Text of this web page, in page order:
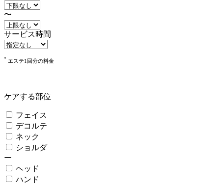
〜
サービス時間
* エステ1回分の料金
ケアする部位
フェイス
デコルテ
ネック
ショルダ
ー
ヘッド
ハンド